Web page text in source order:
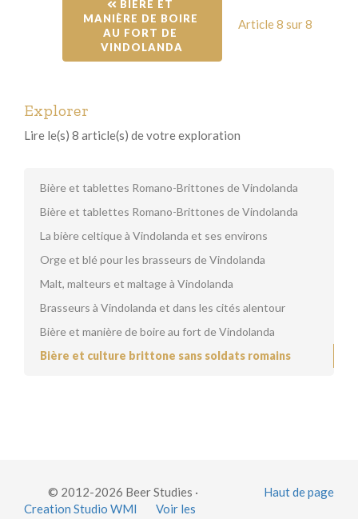
BIÈRE ET
MANIÈRE DE BOIRE
AU FORT DE
VINDOLANDA
Article 8 sur 8
Explorer
Lire le(s) 8 article(s) de votre exploration
Bière et tablettes Romano-Brittones de Vindolanda
Bière et tablettes Romano-Brittones de Vindolanda
La bière celtique à Vindolanda et ses environs
Orge et blé pour les brasseurs de Vindolanda
Malt, malteurs et maltage à Vindolanda
Brasseurs à Vindolanda et dans les cités alentour
Bière et manière de boire au fort de Vindolanda
Bière et culture brittone sans soldats romains
Haut de page
© 2012-2026 Beer Studies ·
Creation Studio WMI
Voir les